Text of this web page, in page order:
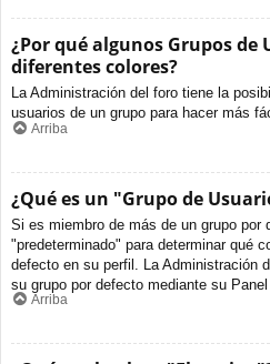
¿Por qué algunos Grupos de
diferentes colores?
La Administración del foro tiene la
usuarios de un grupo para hacer más
Arriba
¿Qué es un "Grupo de
Si es miembro de más de un grupo por
"predeterminado" para determinar qué
defecto en su perfil. La Administración
su grupo por defecto mediante su
Arriba